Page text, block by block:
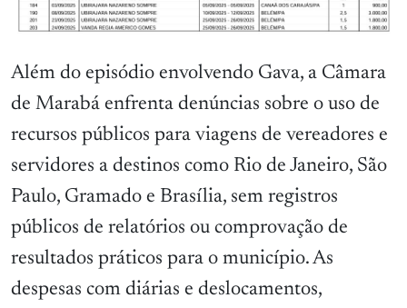
Além do episódio envolvendo Gava, a Câmara
de Marabá enfrenta denúncias sobre o uso de
recursos públicos para viagens de vereadores e
servidores a destinos como Rio de Janeiro, São
Paulo, Gramado e Brasília, sem registros
públicos de relatórios ou comprovação de
resultados práticos para o município. As
despesas com diárias e deslocamentos,